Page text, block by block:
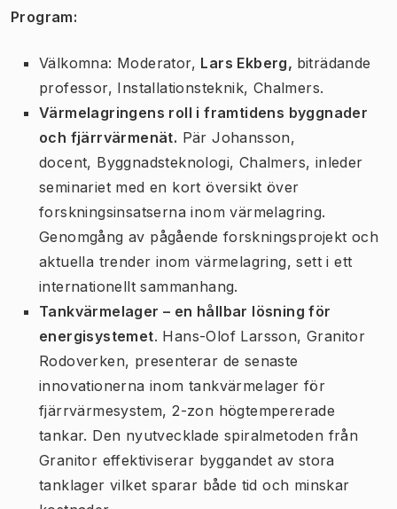
Program:
Välkomna: Moderator, Lars Ekberg, biträdande
professor, Installationsteknik, Chalmers.
Värmelagringens roll i framtidens byggnader
och fjärrvärmenät. Pär Johansson,
docent, Byggnadsteknologi, Chalmers, inleder
seminariet med en kort översikt över
forskningsinsatserna inom värmelagring.
Genomgång av pågående forskningsprojekt och
aktuella trender inom värmelagring, sett i ett
internationellt sammanhang.
Tankvärmelager – en hållbar lösning för
energisystemet. Hans-Olof Larsson, Granitor
Rodoverken, presenterar de senaste
innovationerna inom tankvärmelager för
fjärrvärmesystem, 2-zon högtempererade
tankar. Den nyutvecklade spiralmetoden från
Granitor effektiviserar byggandet av stora
tanklager vilket sparar både tid och minskar